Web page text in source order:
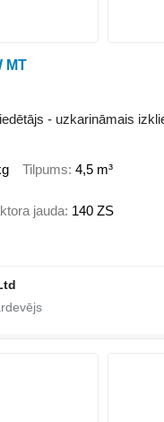
MT
- uzkarināmais
Tilpums 4,5 m³
jauda 140 ZS